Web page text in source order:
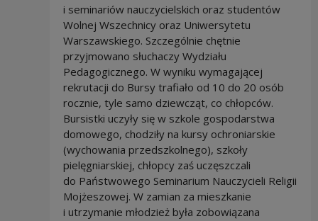
i seminariów nauczycielskich oraz studentów
Wolnej Wszechnicy oraz Uniwersytetu
Warszawskiego. Szczególnie chętnie
przyjmowano słuchaczy Wydziału
Pedagogicznego. W wyniku wymagającej
rekrutacji do Bursy trafiało od 10 do 20 osób
rocznie, tyle samo dziewcząt, co chłopców.
Bursistki uczyły się w szkole gospodarstwa
domowego, chodziły na kursy ochroniarskie
(wychowania przedszkolnego), szkoły
pielęgniarskiej, chłopcy zaś uczęszczali
do Państwowego Seminarium Nauczycieli Religii
Mojżeszowej. W zamian za mieszkanie
i utrzymanie młodzież była zobowiązana